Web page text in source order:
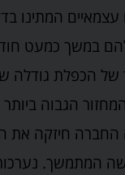
עצמאיים המתינו
במשך כמעט
של הכפלת גודלה
הגבוה
החברה חיזקה
המתמשך.